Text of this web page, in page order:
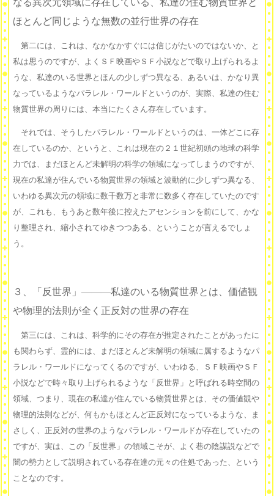
なる異次元領域に存在している、私達の住む物質世界と
ほとんど同じような無数の並行世界の存在
第二には、これは、なかなかすぐには信じがたいのではないか、と
私は思うのですが、よくＳＦ映画やＳＦ小説などで取り上げられるよ
うな、私達のいる世界とほんの少しずつ異なる、あるいは、かなり異
なっているようなパラレル・ワールドというのが、実際、私達の住む
物質世界の周りには、本当にたくさん存在しています。
それでは、そうしたパラレル・ワールドというのは、一体どこに存
在しているのか、というと、これは現在の２１世紀初頭の地球の科学
力では、まだほとんど未解明の科学の領域になってしまうのですが、
現在の私達が住んでいる物質世界の領域と波動的に少しずつ異なる、
いわゆる異次元の領域に数千数万と非常に数多く存在していたのです
が、これも、もうあと数年後に控えたアセンションを前にして、かな
り整理され、縮小されてゆきつつある、ということが言えるでしょ
う。
３、「反世界」———私達のいる物質世界とは、価値観
や物理的法則が全く正反対の世界の存在
第三には、これは、科学的にその存在が推定されたことがあったに
も関わらず、霊的には、まだほとんど未解明の領域に属するようなパ
ラレル・ワールドになってくるのですが、いわゆる、ＳＦ映画やＳＦ
小説などで時々取り上げられるような「反世界」と呼ばれる時空間の
領域、つまり、現在の私達が住んでいる物質世界とは、その価値観や
物理的法則などが、何もかもほとんど正反対になっているような、ま
さしく、正反対の世界のようなパラレル・ワールドが存在していたの
ですが、実は、この「反世界」の領域こそが、よく巷の陰謀説などで
闇の勢力として説明されている存在達の元々の住処であった、という
ことなのです。